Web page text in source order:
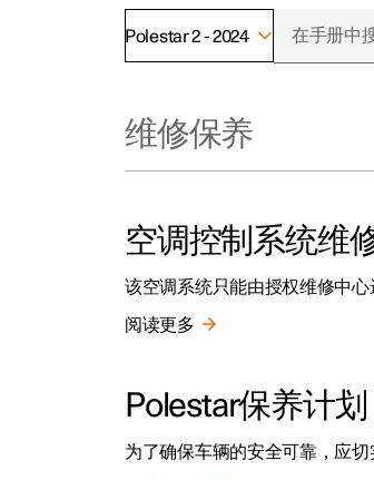
探索Polestar 2
联系我们
极星官方二手车
探索Polestar 3
探索Polestar 4
探索充电
公共充电
车主服务
Polestar 2 - 2024
维修保养
空调控制系统维
该空调系统只能由授权维修中心
阅读更多
Polestar保养计划
为了确保车辆的安全可靠，应